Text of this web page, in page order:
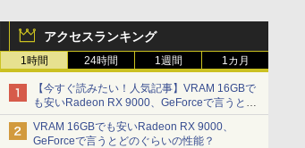
アクセスランキング
1時間 24時間 1週間 1カ月
【今すぐ読みたい！人気記事】VRAM 16GBで
も安いRadeon RX 9000、GeForceで言うとど
のぐらいの性能？ - PC Watch
VRAM 16GBでも安いRadeon RX 9000、
GeForceで言うとどのぐらいの性能？